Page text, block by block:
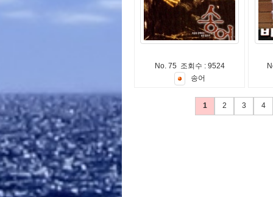
No. 75 조회수 : 9524
송어
1 2 3 4